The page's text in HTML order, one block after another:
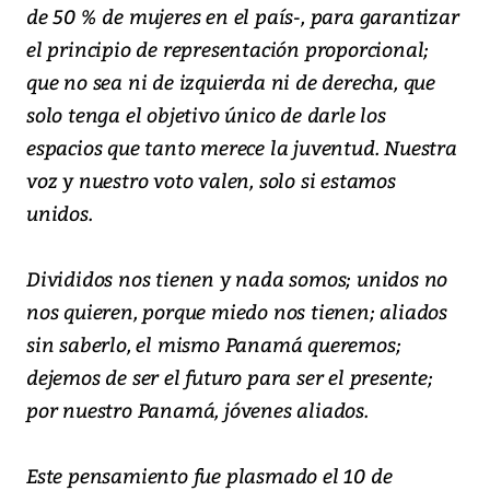
de 50 % de mujeres en el país-, para garantizar
el principio de representación proporcional;
que no sea ni de izquierda ni de derecha, que
solo tenga el objetivo único de darle los
espacios que tanto merece la juventud. Nuestra
voz y nuestro voto valen, solo si estamos
unidos.
Divididos nos tienen y nada somos; unidos no
nos quieren, porque miedo nos tienen; aliados
sin saberlo, el mismo Panamá queremos;
dejemos de ser el futuro para ser el presente;
por nuestro Panamá, jóvenes aliados.
Este pensamiento fue plasmado el 10 de